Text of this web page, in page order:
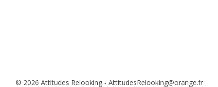
© 2026 Attitudes Relooking - AttitudesRelooking@orange.fr